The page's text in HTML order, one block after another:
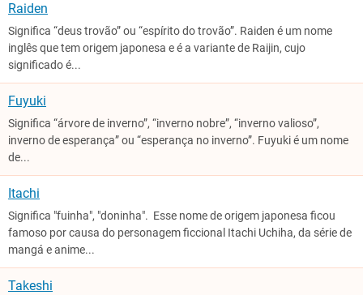
Raiden
Significa “deus trovão” ou “espírito do trovão”. Raiden é um nome
inglês que tem origem japonesa e é a variante de Raijin, cujo
significado é...
Fuyuki
Significa “árvore de inverno”, “inverno nobre”, “inverno valioso”,
inverno de esperança” ou “esperança no inverno”. Fuyuki é um nome
de...
Itachi
Significa "fuinha", "doninha". Esse nome de origem japonesa ficou
famoso por causa do personagem ficcional Itachi Uchiha, da série de
mangá e anime...
Takeshi